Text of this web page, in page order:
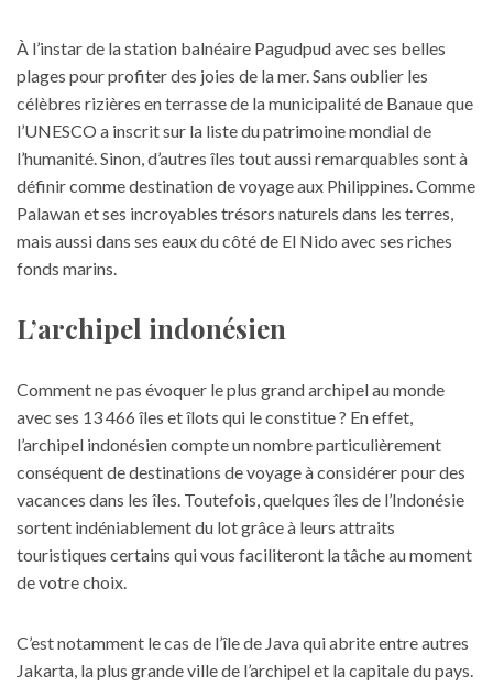
À l’instar de la station balnéaire Pagudpud avec ses belles
plages pour profiter des joies de la mer. Sans oublier les
célèbres rizières en terrasse de la municipalité de Banaue que
l’UNESCO a inscrit sur la liste du patrimoine mondial de
l’humanité. Sinon, d’autres îles tout aussi remarquables sont à
définir comme destination de voyage aux Philippines. Comme
Palawan et ses incroyables trésors naturels dans les terres,
mais aussi dans ses eaux du côté de El Nido avec ses riches
fonds marins.
L’archipel indonésien
Comment ne pas évoquer le plus grand archipel au monde
avec ses 13 466 îles et îlots qui le constitue ? En effet,
l’archipel indonésien compte un nombre particulièrement
conséquent dedestinations de voyageà considérer pour des
vacances dans les îles. Toutefois, quelques îles de l’Indonésie
sortent indéniablement du lot grâce à leurs attraits
touristiques certains qui vous faciliteront la tâche au moment
de votre choix.
C’est notamment le cas de l’île de Java qui abrite entre autres
Jakarta, la plus grande ville de l’archipel et la capitale du pays.